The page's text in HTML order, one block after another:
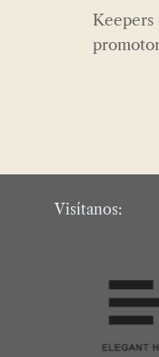
Keepers
Visítanos: